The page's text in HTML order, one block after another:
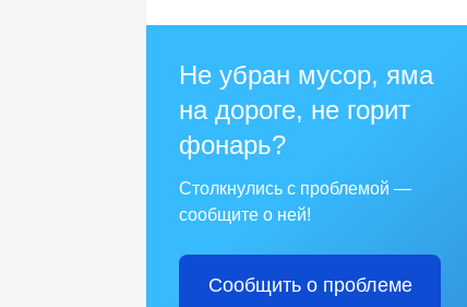
Не убран мусор, яма
на дороге, не горит
фонарь?
Столкнулись с проблемой —
сообщите о ней!
Сообщить о проблеме